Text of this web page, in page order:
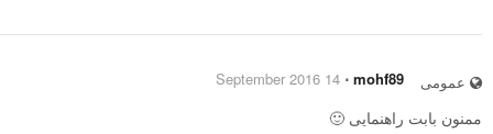
عمومی mohf89
⋅
14 September 2016
ممنون بابت راهنمایی 🙂